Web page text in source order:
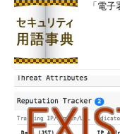
「電